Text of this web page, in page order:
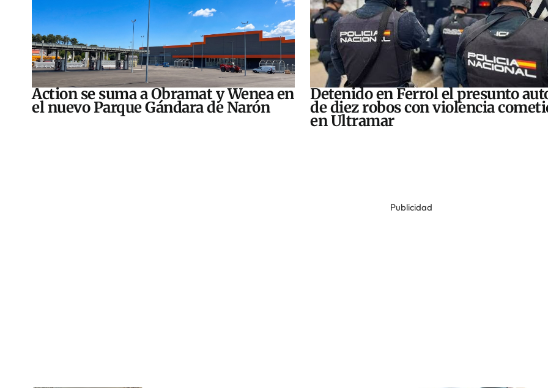
Action se suma a Obramat y Wenea en
el nuevo Parque Gándara de Narón
Detenido en Ferrol el presunto
de diez robos con violencia
en Ultramar
Publicidad